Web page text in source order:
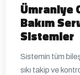
Ümraniye
Bakım
Sistemler
Sistemin tüm
sıkı takip ve